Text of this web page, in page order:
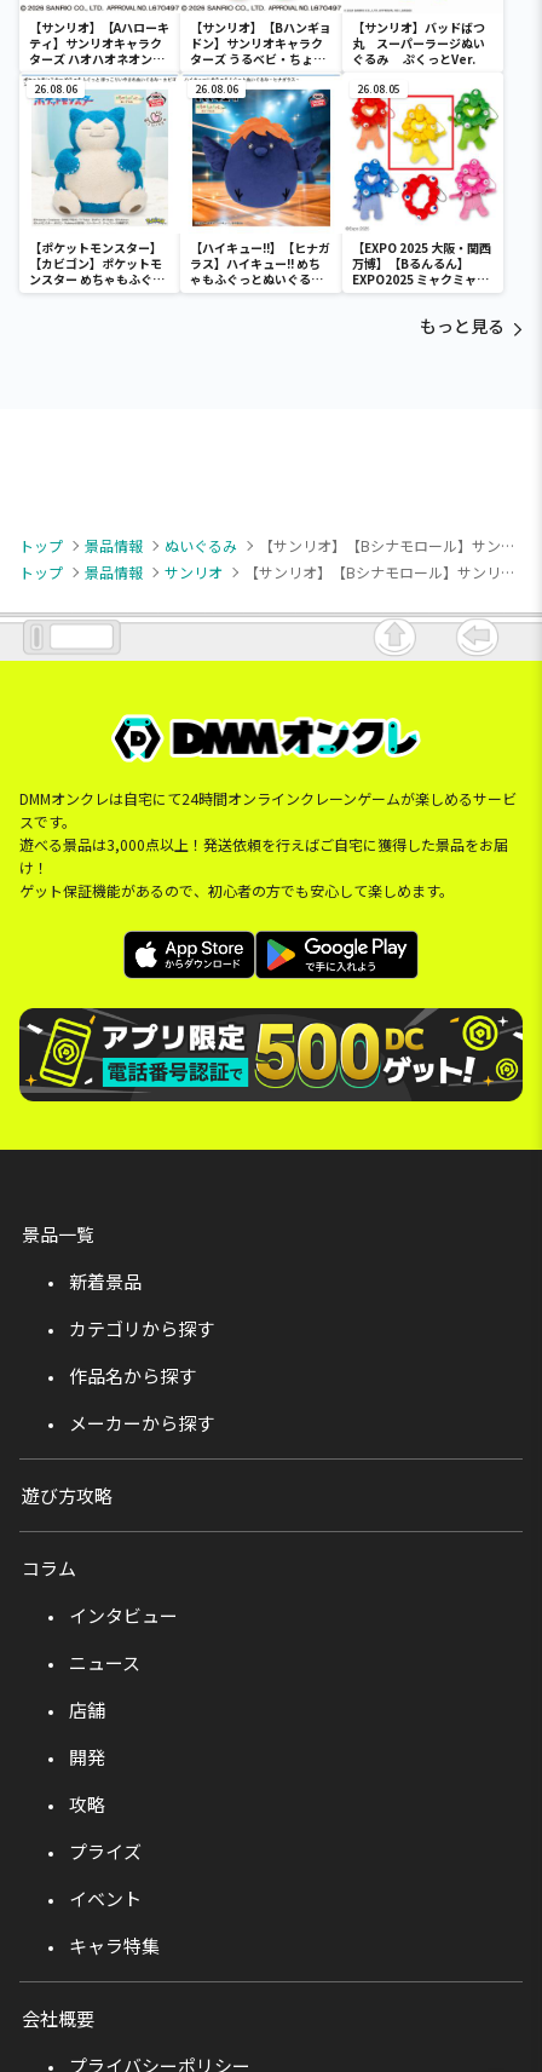
【サンリオ】【Aハローキ
ティ】サンリオキャラク
ターズ ハオハオネオンタ
ウンドールBIGタイプ1
【サンリオ】【Bハンギョ
ドン】サンリオキャラク
ターズ うるベビ・ちょい
デカドール
【サンリオ】バッドばつ
丸 スーパーラージぬい
ぐるみ ぷくっとVer.
26.08.06
【ポケットモンスター】
【カビゴン】ポケットモ
ンスター めちゃもふぐっ
と ほっこりいやされぬい
26.08.06
【ハイキュー!!】【ヒナガ
ラス】ハイキュー!! めち
ゃもふぐっとぬいぐるみ
～ヒナガラス～
26.08.05
【EXPO 2025 大阪・関西
万博】【Bるんるん】
EXPO2025 ミャクミャク
カラフルゴム紐付きぬい
もっと見る
トップ 景品情報 ぬいぐるみ
【サンリオ】【Bシナモロール】サンリオキャラクターズ マジカルリボンドールBIGタイプ1
トップ
景品情報 サンリオ 【サンリオ】【Bシナモロール】サンリオキャラクターズ マジカルリボンドールBIGタイプ1
DMMオンクレは自宅にて24時間オンラインクレーンゲームが楽しめるサービ
スです。
遊べる景品は3,000点以上！発送依頼を行えばご自宅に獲得した景品をお届
け！
ゲット保証機能があるので、初心者の方でも安心して楽しめます。
景品一覧
新着景品
カテゴリから探す
作品名から探す
メーカーから探す
遊び方攻略
コラム
インタビュー
ニュース
店舗
開発
攻略
プライズ
イベント
キャラ特集
会社概要
プライバシーポリシー